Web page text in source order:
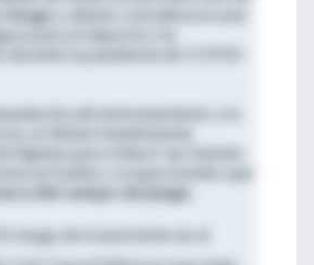
del entrenamiento y la
higiene para reducir las fuentes
del campo de juego
El riesgo de transmisión en el